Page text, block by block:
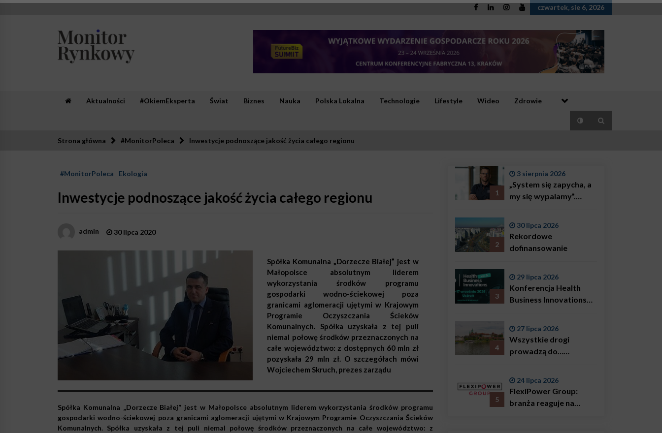
Skip
czwartek, sie 6, 2026
Aktualności #OkiemEksperta Świat Biznes Nauka Polska Lokalna Technologie Lifestyle Wideo Zdrowie
Strona główna #MonitorPoleca Inwestycje podnoszące jakość życia całego regionu
#MonitorPoleca Ekologia
Inwestycje podnoszące jakość życia całego regionu
admin 30 lipca 2020
Spółka Komunalna „Dorzecze Białej” jest w
Małopolsce absolutnym liderem
wykorzystania środków programu
gospodarki wodno-ściekowej poza
granicami aglomeracji ujętymi w Krajowym
Programie Oczyszczania Ścieków
Komunalnych. Spółka uzyskała z tej puli
niemal połowę środków przeznaczonych na
całe województwo: z dostępnych 60 mln zł
pozyskała 29 mln zł. O szczegółach mówi
Wojciechem Skruch, prezes zarządu
Spółka Komunalna „Dorzecze Białej” jest w Małopolsce absolutnym liderem wykorzystania środków programu
gospodarki wodno-ściekowej poza granicami aglomeracji ujętymi w Krajowym Programie Oczyszczania Ścieków
Komunalnych. Spółka uzyskała z tej puli niemal połowę środków przeznaczonych na całe województwo: z
1
3 sierpnia 2026
„System się zapycha, a
my się wypalamy”.
Bączkowski, mówi
wprost: problemem są
2
30 lipca 2026
Rekordowe
dofinansowanie
3
29 lipca 2026
Konferencja Health
Business Innovations
4
27 lipca 2026
Wszystkie drogi
prowadzą do…
5
24 lipca 2026
FlexiPower Group:
branża reaguje na